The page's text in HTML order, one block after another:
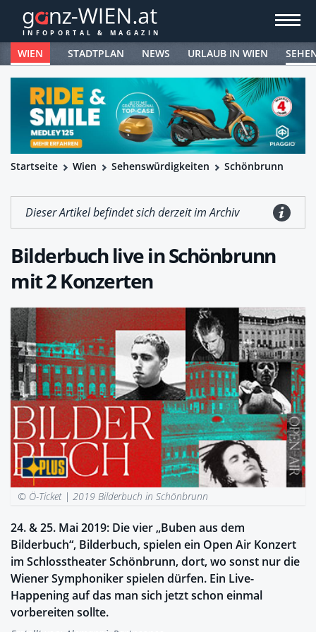
WIEN STADTPLAN NEWS URLAUB IN WIEN
Startseite Wien Sehenswürdigkeiten Schönbrunn
Dieser Artikel befindet sich derzeit im Archiv
Bilderbuch live in Schönbrunn
mit 2 Konzerten
© Ö-Ticket | 2019 Bilderbuch in Schönbrunn
24. & 25. Mai 2019: Die vier „Buben aus dem
Bilderbuch“, Bilderbuch, spielen ein Open Air Konzert
im Schlosstheater Schönbrunn, dort, wo sonst nur die
Wiener Symphoniker spielen dürfen. Ein Live-
Happening auf das man sich jetzt schon einmal
vorbereiten sollte.